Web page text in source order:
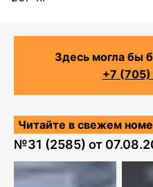
Здесь могла бы
+7 (705)
Читайте в свежем
№31 (2585) от